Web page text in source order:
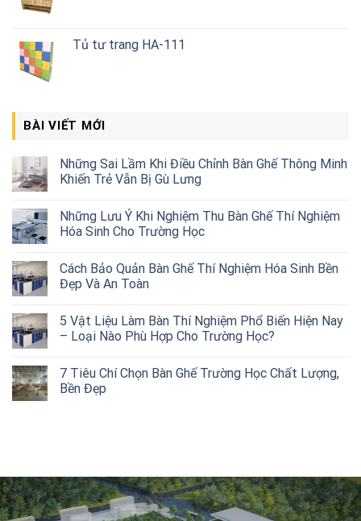
Tủ tư trang HA-111
BÀI VIẾT MỚI
Những Sai Lầm Khi Điều Chỉnh Bàn Ghế Thông Minh
Khiến Trẻ Vẫn Bị Gù Lưng
Những Lưu Ý Khi Nghiệm Thu Bàn Ghế Thí Nghiệm
Hóa Sinh Cho Trường Học
Cách Bảo Quản Bàn Ghế Thí Nghiệm Hóa Sinh Bền
Đẹp Và An Toàn
5 Vật Liệu Làm Bàn Thí Nghiệm Phổ Biến Hiện Nay
– Loại Nào Phù Hợp Cho Trường Học?
7 Tiêu Chí Chọn Bàn Ghế Trường Học Chất Lượng,
Bền Đẹp